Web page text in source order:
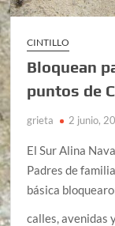
CINTILLO
Bloquean
puntos de
grieta 2 junio,
El Sur Alina
Padres de
básica
calles, avenidas